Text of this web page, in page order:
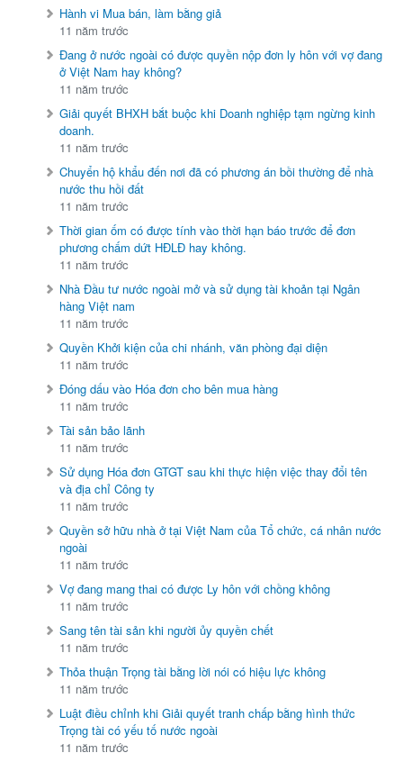
Hành vi Mua bán, làm bằng giả
11 năm trước
Đang ở nước ngoài có được quyền nộp đơn ly hôn với vợ đang
ở Việt Nam hay không?
11 năm trước
Giải quyết BHXH bắt buộc khi Doanh nghiệp tạm ngừng kinh
doanh.
11 năm trước
Chuyển hộ khẩu đến nơi đã có phương án bồi thường để nhà
nước thu hồi đất
11 năm trước
Thời gian ốm có được tính vào thời hạn báo trước để đơn
phương chấm dứt HĐLĐ hay không.
11 năm trước
Nhà Đầu tư nước ngoài mở và sử dụng tài khoản tại Ngân
hàng Việt nam
11 năm trước
Quyền Khởi kiện của chi nhánh, văn phòng đại diện
11 năm trước
Đóng dấu vào Hóa đơn cho bên mua hàng
11 năm trước
Tài sản bảo lãnh
11 năm trước
Sử dụng Hóa đơn GTGT sau khi thực hiện việc thay đổi tên
và địa chỉ Công ty
11 năm trước
Quyền sở hữu nhà ở tại Việt Nam của Tổ chức, cá nhân nước
ngoài
11 năm trước
Vợ đang mang thai có được Ly hôn với chồng không
11 năm trước
Sang tên tài sản khi người ủy quyền chết
11 năm trước
Thỏa thuận Trọng tài bằng lời nói có hiệu lực không
11 năm trước
Luật điều chỉnh khi Giải quyết tranh chấp bằng hình thức
Trọng tài có yếu tố nước ngoài
11 năm trước